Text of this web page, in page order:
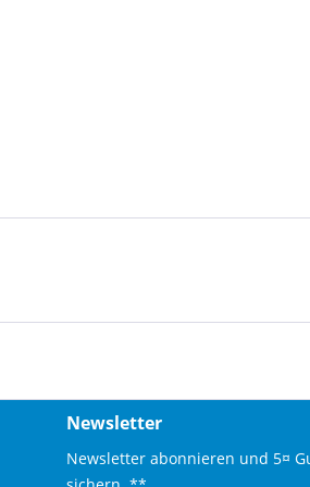
Newsletter
Newsletter abonnieren und 5¤